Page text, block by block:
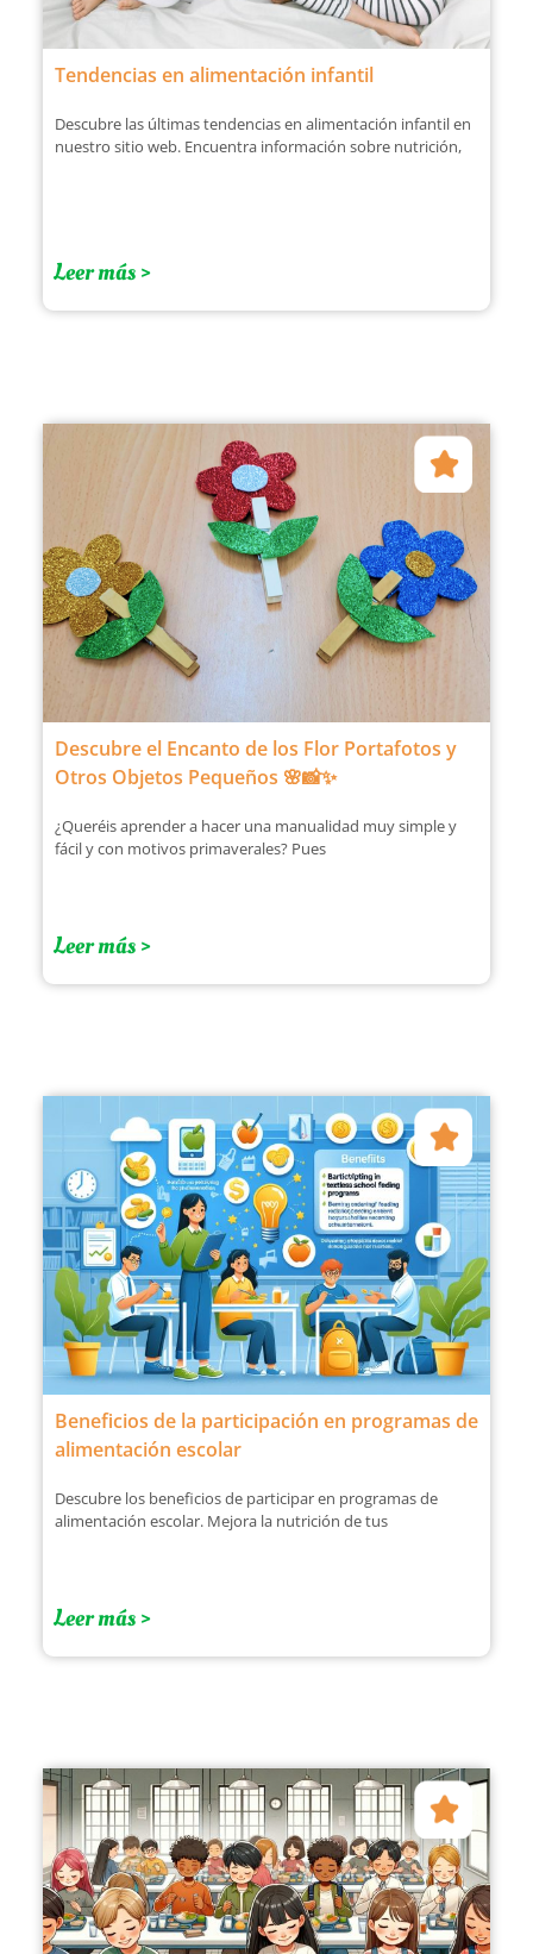
Tendencias en alimentación infantil
Descubre las últimas tendencias en alimentación infantil en
nuestro sitio web. Encuentra información sobre nutrición,
Leer más >
Descubre el Encanto de los Flor Portafotos y
Otros Objetos Pequeños 🌸📸✨
¿Queréis aprender a hacer una manualidad muy simple y
fácil y con motivos primaverales? Pues
Leer más >
Beneficios de la participación en programas de
alimentación escolar
Descubre los beneficios de participar en programas de
alimentación escolar. Mejora la nutrición de tus
Leer más >